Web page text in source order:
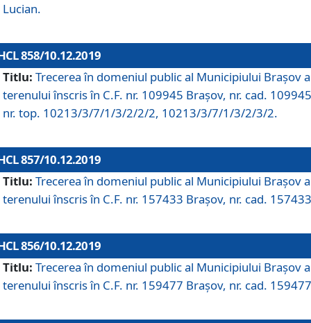
Lucian.
858/10.12.2019
Titlu: Trecerea în domeniul public al Municipiului Braşov a
terenului înscris în C.F. nr. 109945 Brașov, nr. cad.
nr. top. 10213/3/7/1/3/2/2/2, 10213/3/7/1/3/2/3/2.
857/10.12.2019
Titlu: Trecerea în domeniul public al Municipiului Braşov a
terenului înscris în C.F. nr. 157433 Brașov, nr. cad.
856/10.12.2019
Titlu: Trecerea în domeniul public al Municipiului Braşov a
terenului înscris în C.F. nr. 159477 Brașov, nr. cad.